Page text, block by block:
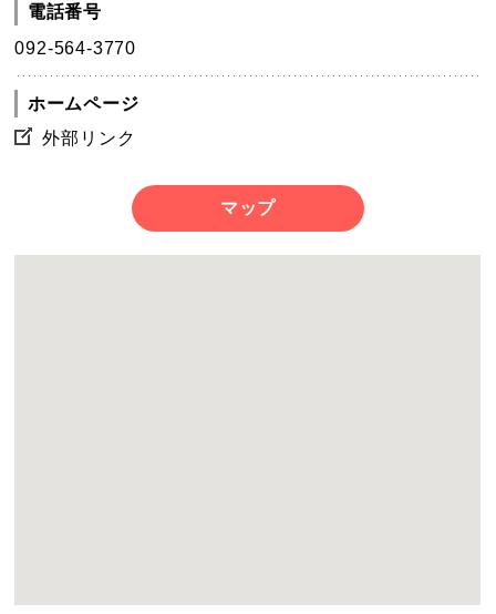
電話番号
092-564-3770
ホームページ
外部リンク
マップ